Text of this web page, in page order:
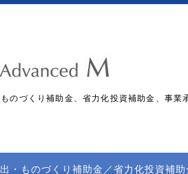
のづくり補助金、省力化投資補助金、事
・ものづくり補助金／省力化投資補助